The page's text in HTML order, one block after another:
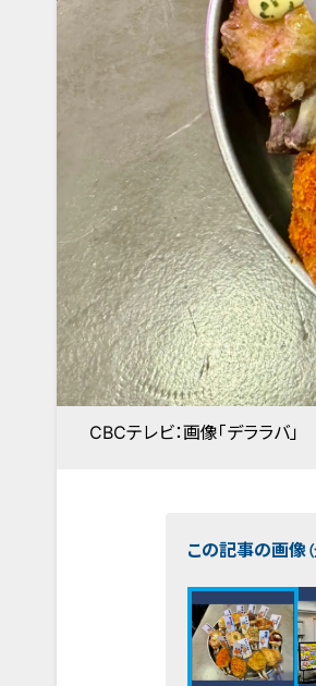
CBCテレビ：画像「デララバ」
この記事の画像